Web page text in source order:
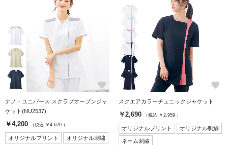
favorite
ナノ・ユニバース スクラブオープンジャ
ケット(NU2537)
￥4,200 （税込 ￥4,620 ）
オリジナルプリント オリジナル刺繍
favorite
スクエアカラーチュニックジャケット
￥2,690 （税込 ￥2,959 ）
オリジナルプリント オリジナル刺繍
ネーム刺繍